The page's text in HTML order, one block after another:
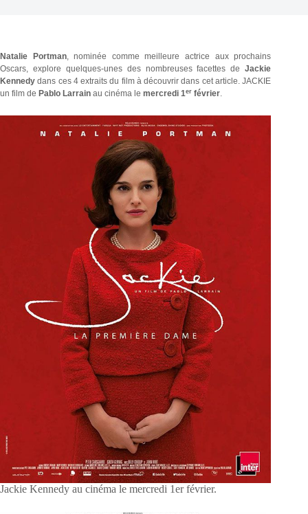
Natalie Portman, nominée comme meilleure actrice aux prochains
Oscars, explore quelques-unes des nombreuses facettes deJackie
Kennedy dans ces 4 extraits du film à découvrir dans cet article. JACKIE
un film de Pablo Larrain au cinéma le mercredi 1er février.
Jackie Kennedy au cinéma le mercredi 1er février.